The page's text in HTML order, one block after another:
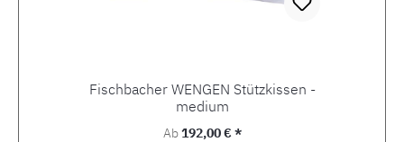
Fischbacher WENGEN Stützkissen -
medium
Regulärer Preis:
Ab192,00 € *